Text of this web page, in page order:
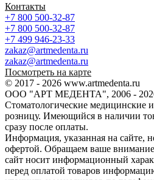
Контакты
+7 800 500-32-87
+7 800 500-32-87
+7 499 946-23-33
zakaz@artmedenta.ru
zakaz@artmedenta.ru
Посмотреть на карте
© 2017 - 2026 www.artmedenta.ru
ООО "АРТ МЕДЕНТА", 2006 -
Стоматологические медицинские
розницу. Имеющийся в наличии
сразу после оплаты.
Информация, указанная на сайте,
офертой. Обращаем ваше
сайт носит информационный
перед оплатой товаров